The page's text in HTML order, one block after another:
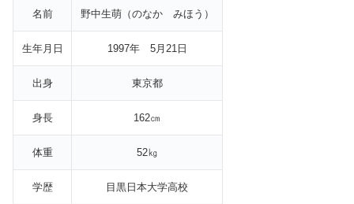
名前 野中生萌（のなか みほう）
生年月日 1997年 5月21日
出身 東京都
身長 162㎝
体重 52㎏
学歴 目黒日本大学高校